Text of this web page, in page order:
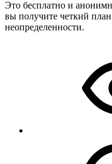
Это бесплатно и
вы получите четкий
неопределенности.